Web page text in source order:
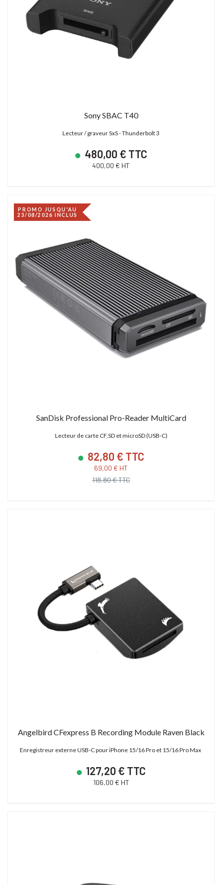
Sony SBAC T40
Lecteur / graveur SxS - Thunderbolt 3
480,00 € TTC
400,00 € HT
PROMO JUSQU'AU
23/08/2026 INCLUS
SanDisk Professional Pro-Reader MultiCard
Lecteur de carte CF,SD et microSD (USB-C)
82,80 € TTC
69,00 € HT
118,80 € TTC
Angelbird CFexpress B Recording Module Raven Black
Enregistreur externe USB-C pour iPhone 15/16 Pro et 15/16 Pro Max
127,20 € TTC
106,00 € HT